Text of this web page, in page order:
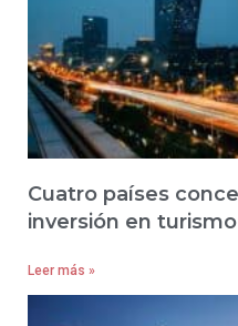
Cuatro países
inversión en
Leer más »